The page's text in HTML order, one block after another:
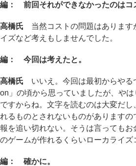
編： 前回それができなかったのはコ
高橋氏 当然コストの問題はあります
イズなど考えもしませんでした。
編： 今回は考えたと。
高橋氏 いいえ。今回は最初からやる
on」の頃から思っていましたが、や
ですからね。文字を読むのは大変だし
れるものとされないものがあります
報を追い切れない。そうは言っても
のゲームが作れるくらいローカライズ
編： 確かに。